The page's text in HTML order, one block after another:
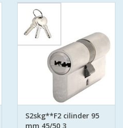
S2skg**F2 cilinder 95
mm 45/50 3